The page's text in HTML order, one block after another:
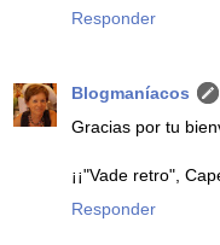
Responder
Blogmaníacos
Gracias por tu
¡¡"Vade retro",
Responder